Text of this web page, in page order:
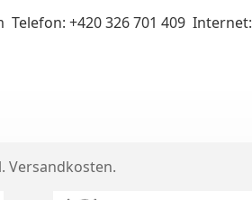
Telefon: +420 326 701 409 Internet:
Versandkosten.